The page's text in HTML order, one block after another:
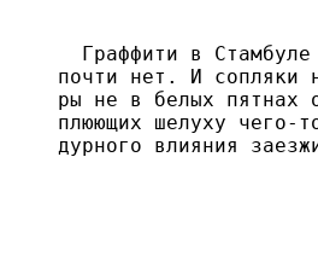
Граффити в
почти нет. И сопляки
ры не в белых пятнах
плюющих шелуху
дурного влияния